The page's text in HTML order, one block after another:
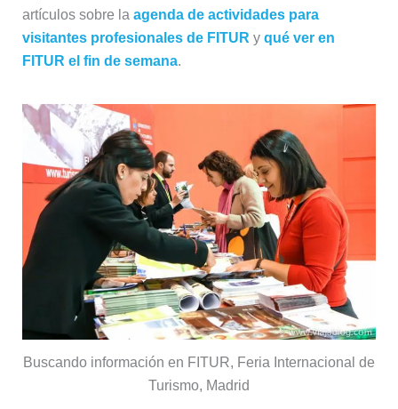
artículos sobre la agenda de actividades para
visitantes profesionales de FITUR y qué ver en
FITUR el fin de semana.
Buscando información en FITUR, Feria Internacional de
Turismo, Madrid